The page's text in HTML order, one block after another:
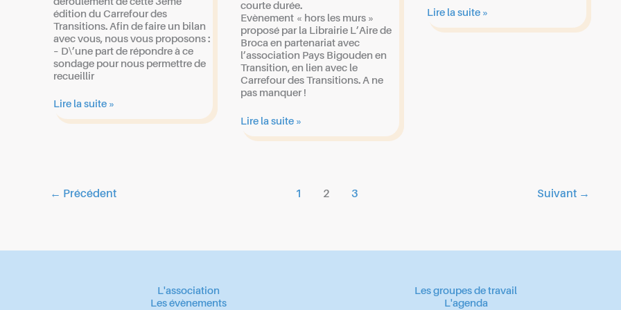
courte durée.
Evènement « hors les murs »
proposé par la Librairie L’Aire de
Broca en partenariat avec
l’association Pays Bigouden en
Transition, en lien avec le
Carrefour des Transitions. A ne
pas manquer !
Bretagne
secondaire
Lire la suite »
édition du Carrefour des
Transitions. Afin de faire un bilan
avec vous, nous vous proposons :
– D\’une part de répondre à ce
sondage pour nous permettre de
recueillir
Goûter
bilan
Lire la suite »
Atelier
d’écriture
Lire la suite »
← Précédent 1 2 3 Suivant →
L'association Les groupes de travail
Les évènements
L'agenda